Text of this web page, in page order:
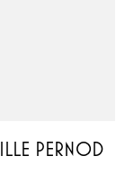
PERNOD